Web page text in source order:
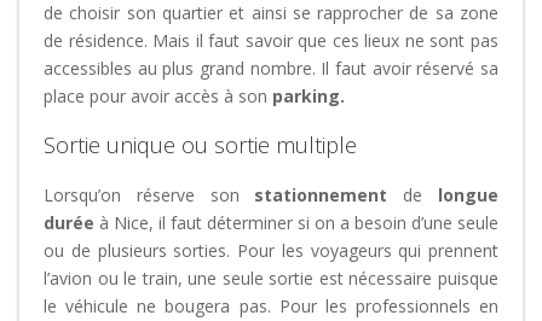
de choisir son quartier et ainsi se rapprocher de sa zone
de résidence. Mais il faut savoir que ces lieux ne sont pas
accessibles au plus grand nombre. Il faut avoir réservé sa
place pour avoir accès à son parking.
Sortie unique ou sortie multiple
Lorsqu’on réserve son stationnement de longue
durée à Nice, il faut déterminer si on a besoin d’une seule
ou de plusieurs sorties. Pour les voyageurs qui prennent
l’avion ou le train, une seule sortie est nécessaire puisque
le véhicule ne bougera pas. Pour les professionnels en